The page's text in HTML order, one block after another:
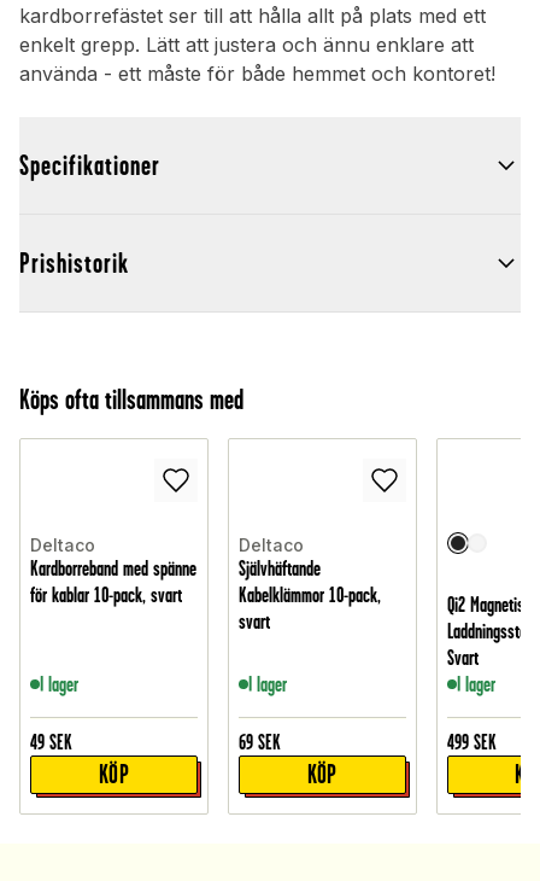
kardborrefästet ser till att hålla allt på plats med ett
enkelt grepp. Lätt att justera och ännu enklare att
använda - ett måste för både hemmet och kontoret!
Specifikationer
Prishistorik
Köps ofta tillsammans med
Deltaco
Kardborreband med spänne
för kablar 10-pack, svart
I lager
49 SEK
KÖP
Deltaco
Självhäftande
Kabelklämmor 10-pack,
svart
I lager
69 SEK
KÖP
Qi2 Magnetisk
Svart
I lager
499 SEK